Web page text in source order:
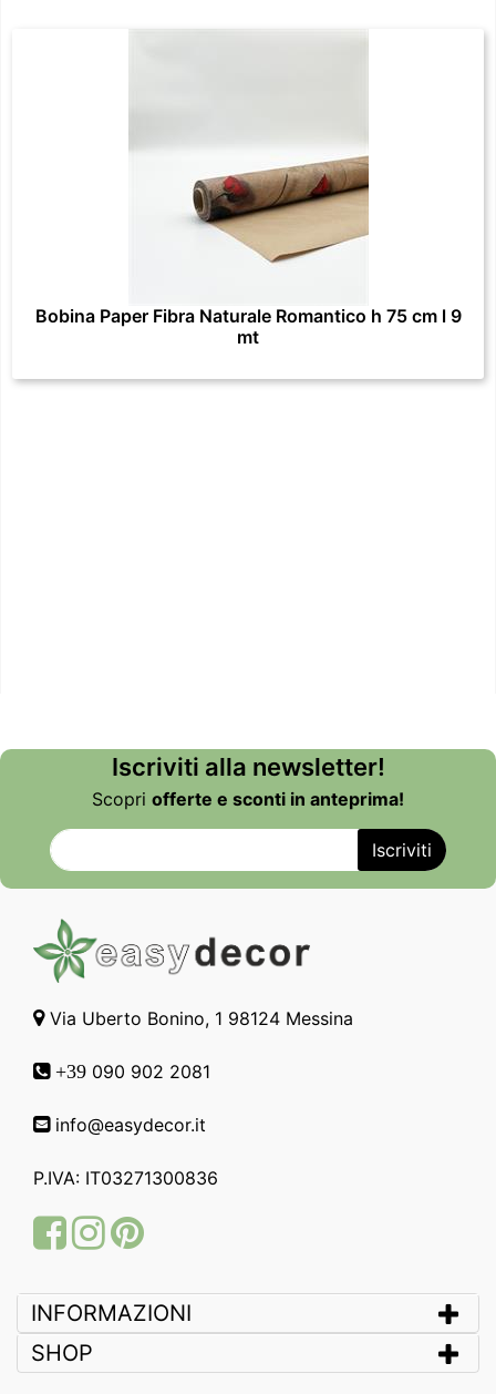
Bobina Paper Fibra Naturale Romantico h 75 cm l 9
mt
Iscriviti alla newsletter!
Scopri offerte e sconti in anteprima!
Via Uberto Bonino, 1 98124 Messina
+39 090 902 2081
info@easydecor.it
P.IVA: IT03271300836
FacebookInstagram
Pinterest
INFORMAZIONI
SHOP